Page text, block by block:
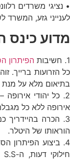
• נציגי משרדים
לענייני גזע,
מדוע כינס
1. חשיבות הפיתרון
כל הזרועות ברייך.
בתיאום מלא על
2. כל יהודי
אירופה ללא כל
3. הכרה בהיידריך
הוראותו של היטלר.